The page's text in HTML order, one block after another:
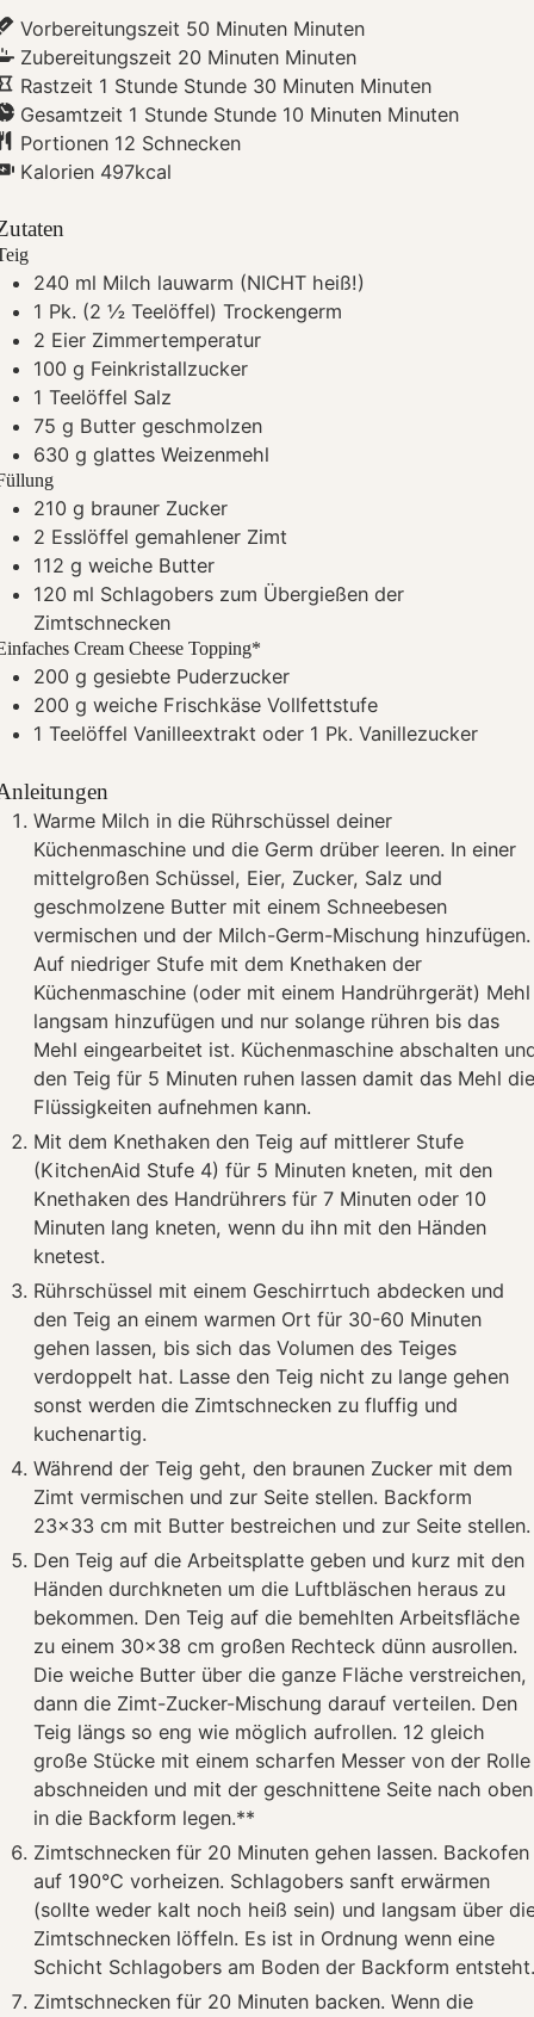
Vorbereitungszeit 50 Minuten Minuten
Zubereitungszeit 20 Minuten Minuten
Rastzeit 1 Stunde Stunde 30 Minuten Minuten
Gesamtzeit 1 Stunde Stunde 10 Minuten Minuten
Portionen 12 Schnecken
Kalorien 497kcal
240 ml Milch lauwarm (NICHT heiß!)
1 Pk. (2 ½ Teelöffel) Trockengerm
2 Eier Zimmertemperatur
100 g Feinkristallzucker
1 Teelöffel Salz
75 g Butter geschmolzen
630 g glattes Weizenmehl
210 g brauner Zucker
2 Esslöffel gemahlener Zimt
112 g weiche Butter
120 ml Schlagobers zum Übergießen der
Zimtschnecken
Cream Cheese Topping*
200 g gesiebte Puderzucker
200 g weiche Frischkäse Vollfettstufe
1 Teelöffel Vanilleextrakt oder 1 Pk. Vanillezucker
Warme Milch in die Rührschüssel deiner
Küchenmaschine und die Germ drüber leeren. In einer
mittelgroßen Schüssel, Eier, Zucker, Salz und
geschmolzene Butter mit einem Schneebesen
vermischen und der Milch-Germ-Mischung hinzufügen.
Auf niedriger Stufe mit dem Knethaken der
Küchenmaschine (oder mit einem Handrührgerät) Mehl
langsam hinzufügen und nur solange rühren bis das
Mehl eingearbeitet ist. Küchenmaschine abschalten
den Teig für 5 Minuten ruhen lassen damit das Mehl
Flüssigkeiten aufnehmen kann.
Mit dem Knethaken den Teig auf mittlerer Stufe
(KitchenAid Stufe 4) für 5 Minuten kneten, mit den
Knethaken des Handrührers für 7 Minuten oder 10
Minuten lang kneten, wenn du ihn mit den Händen
knetest.
Rührschüssel mit einem Geschirrtuch abdecken und
den Teig an einem warmen Ort für 30-60 Minuten
gehen lassen, bis sich das Volumen des Teiges
verdoppelt hat. Lasse den Teig nicht zu lange gehen
sonst werden die Zimtschnecken zu fluffig und
kuchenartig.
Während der Teig geht, den braunen Zucker mit dem
Zimt vermischen und zur Seite stellen. Backform
23x33 cm mit Butter bestreichen und zur Seite stellen.
Den Teig auf die Arbeitsplatte geben und kurz mit den
Händen durchkneten um die Luftbläschen heraus zu
bekommen. Den Teig auf die bemehlten Arbeitsfläche
zu einem 30x38 cm großen Rechteck dünn ausrollen.
Die weiche Butter über die ganze Fläche verstreichen,
dann die Zimt-Zucker-Mischung darauf verteilen. Den
Teig längs so eng wie möglich aufrollen. 12 gleich
große Stücke mit einem scharfen Messer von der Rolle
abschneiden und mit der geschnittene Seite nach oben
in die Backform legen.**
Zimtschnecken für 20 Minuten gehen lassen. Backofen
auf 190°C vorheizen. Schlagobers sanft erwärmen
(sollte weder kalt noch heiß sein) und langsam über
Zimtschnecken löffeln. Es ist in Ordnung wenn eine
Schicht Schlagobers am Boden der Backform
Zimtschnecken für 20 Minuten backen. Wenn die